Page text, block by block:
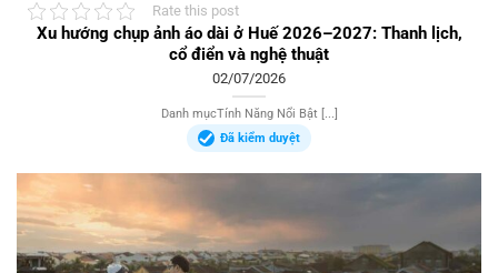
Rate this post
Xu hướng chụp ảnh áo dài ở Huế 2026–2027: Thanh lịch,
cổ điển và nghệ thuật
02/07/2026
Danh mụcTính Năng Nổi Bật [...]
Đã kiểm duyệt